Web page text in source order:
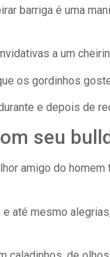
barriga é uma
a um
os gordinhos
e depois de
seu
amigo do
até mesmo